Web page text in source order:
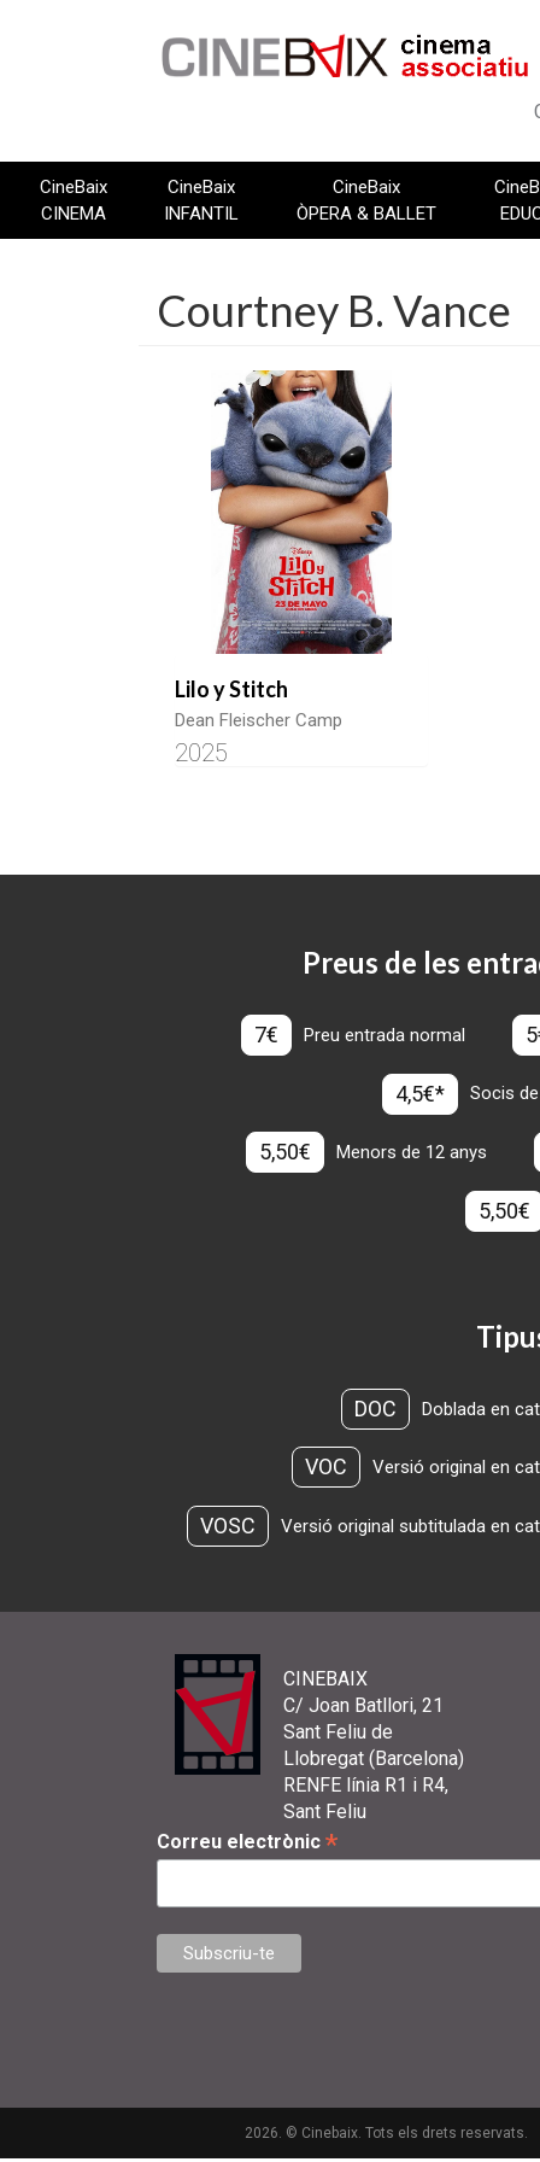
CineBaix
CINEMA
CineBaix
INFANTIL
CineBaix
ÒPERA & BALLET
Courtney B. Vance
Lilo y Stitch
Dean Fleischer Camp
2025
Preus de les
7€ Preu entrada normal
4,5€* Socis
5,50€ Menors de 12 anys
5,50€
DOC Doblada en
VOC Versió original en
VOSC Versió original subtitulada en
CINEBAIX
C/ Joan Batllori, 21
Sant Feliu de
Llobregat (Barcelona)
RENFE línia R1 i R4,
Sant Feliu
Correu electrònic *
2026. © Cinebaix. Tots els drets reservats.